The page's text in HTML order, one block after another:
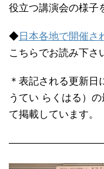
役立つ講演会の様子
◆ 日本各地で開催さ
こちらでお読み下さ
＊表記される更新
うてい らくはる）
て掲載しています。